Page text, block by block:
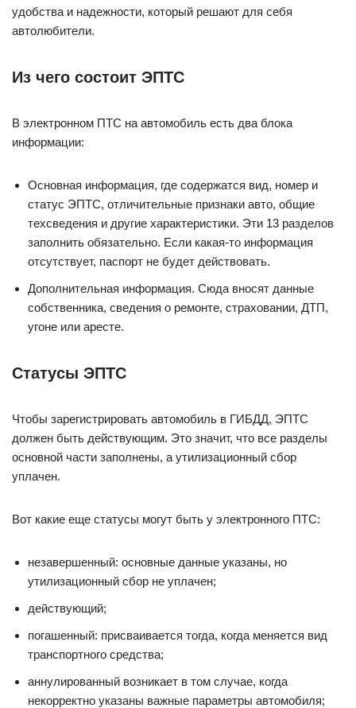
удобства и надежности, который решают для себя
автолюбители.
Из чего состоит ЭПТС
В электронном ПТС на автомобиль есть два блока
информации:
Основная информация, где содержатся вид, номер и
статус ЭПТС, отличительные признаки авто, общие
техсведения и другие характеристики. Эти 13 разделов
заполнить обязательно. Если какая-то информация
отсутствует, паспорт не будет действовать.
Дополнительная информация. Сюда вносят данные
собственника, сведения о ремонте, страховании, ДТП,
угоне или аресте.
Статусы ЭПТС
Чтобы зарегистрировать автомобиль в ГИБДД, ЭПТС
должен быть действующим. Это значит, что все разделы
основной части заполнены, а утилизационный сбор
уплачен.
Вот какие еще статусы могут быть у электронного ПТС:
незавершенный: основные данные указаны, но
утилизационный сбор не уплачен;
действующий;
погашенный: присваивается тогда, когда меняется вид
транспортного средства;
аннулированный возникает в том случае, когда
некорректно указаны важные параметры автомобиля;